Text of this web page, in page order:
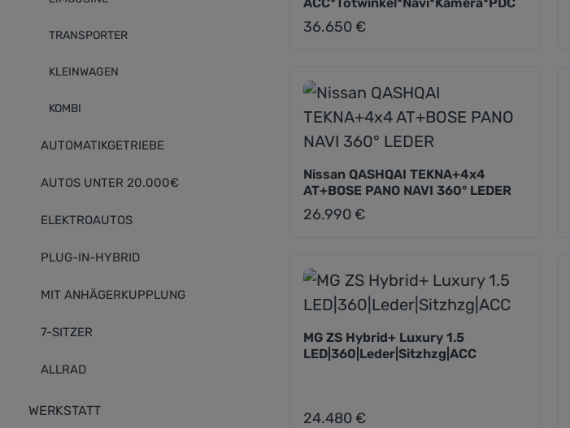
TRANSPORTER
KLEINWAGEN
KOMBI
AUTOMATIKGETRIEBE
AUTOS UNTER 20.000€
ELEKTROAUTOS
PLUG-IN-HYBRID
MIT ANHÄGERKUPPLUNG
7-SITZER
ALLRAD
WERKSTATT
Regulärer Preis:
36.650 €
Nissan QASHQAI TEKNA+4x4
AT+BOSE PANO NAVI 360° LEDER
Regulärer Preis:
26.990 €
MG ZS Hybrid+ Luxury 1.5
LED|360|Leder|Sitzhzg|ACC
Regulärer Preis:
24.480 €